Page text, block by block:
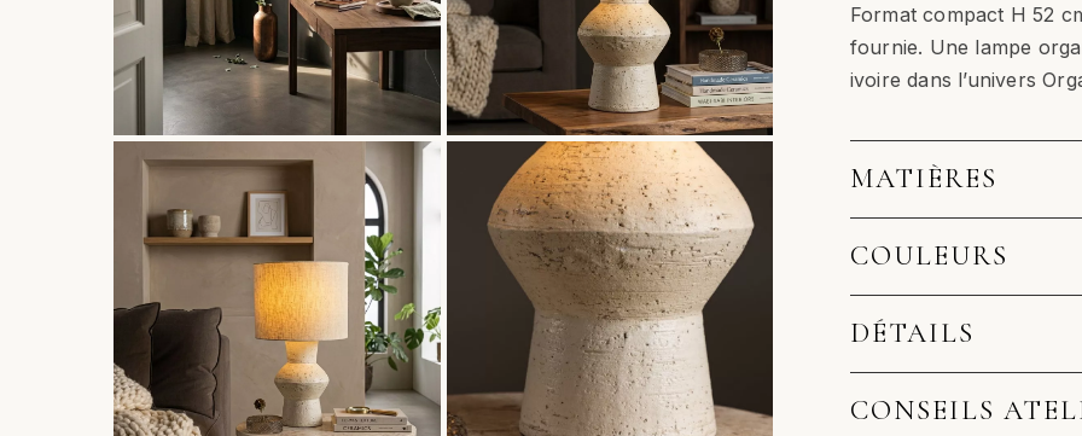
Format compact H 52
fournie. Une lampe
ivoire dans l’univers
MATIÈRES
COULEURS
DÉTAILS
CONSEILS